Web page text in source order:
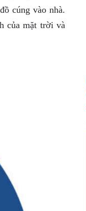
cúng vào nhà.
của mặt trời và